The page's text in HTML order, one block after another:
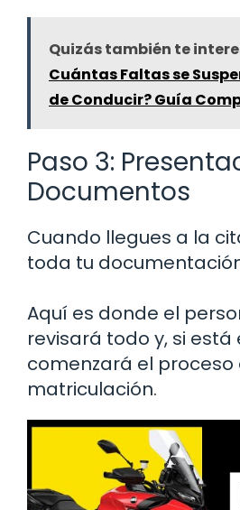
Quizás también te
Cuántas Faltas se
de Conducir? Guía
Paso 3:
Documentos
Cuando llegues a la
toda tu
Aquí es donde el
revisará todo y, si está
comenzará el proceso
matriculación.